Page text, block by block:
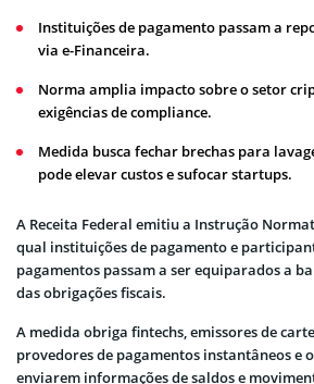
Instituições de pagamento passam a
via e-Financeira.
Norma amplia impacto sobre o setor
exigências de compliance.
Medida busca fechar brechas para
pode elevar custos e sufocar startups.
A Receita Federal emitiu a Instrução
qual instituições de pagamento e
pagamentos passam a ser equiparados a
das obrigações fiscais.
A medida obriga fintechs, emissores de
provedores de pagamentos instantâneos e
enviarem informações de saldos e